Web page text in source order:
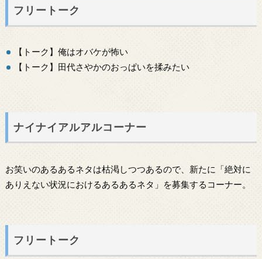
フリートーク
【トーク】俺はオバケが怖い
【トーク】田代さやかのおっぱいを揉みたい
ナイナイアルアルコーナー
お笑いのあるあるネタは枯渇しつつあるので、新たに「絶対に
ありえない状況におけるあるあるネタ」を募集するコーナー。
フリートーク